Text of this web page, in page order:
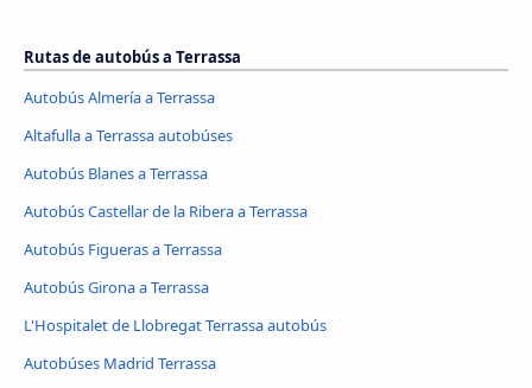
Rutas de autobús a Terrassa
Autobús Almería a Terrassa
Altafulla a Terrassa autobúses
Autobús Blanes a Terrassa
Autobús Castellar de la Ribera a Terrassa
Autobús Figueras a Terrassa
Autobús Girona a Terrassa
L'Hospitalet de Llobregat Terrassa autobús
Autobúses Madrid Terrassa